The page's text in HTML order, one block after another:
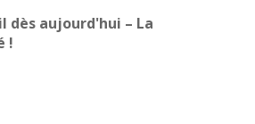
aujourd'hui – La
!